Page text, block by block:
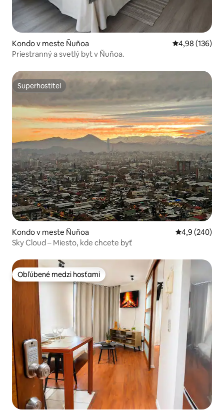
Kondo v meste Ñuñoa Priemerné
4,98 (136)
Priestranný a svetlý byt v Ñuñoa.
Superhostiteľ
Superhostiteľ
Kondo v meste Ñuñoa Priemerné
4,9 (240)
Sky Cloud – Miesto, kde chcete byť
Obľúbené medzi hosťami
Obľúbené medzi hosťami